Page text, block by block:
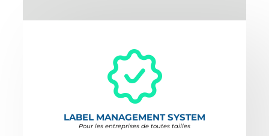
LABEL MANAGEMENT SYSTEM
Pour les entreprises de toutes tailles